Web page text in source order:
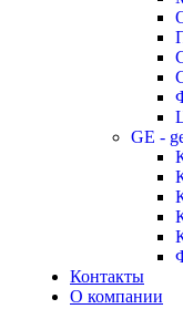
GE -
Контакты
О компании